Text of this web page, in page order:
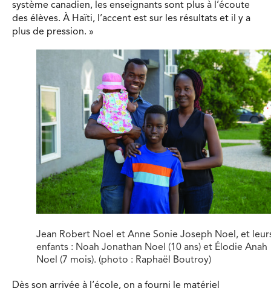
système canadien, les enseignants sont plus à l’écoute
des élèves. À Haïti, l’accent est sur les résultats et il y a
plus de pression. »
Jean Robert Noel et Anne Sonie Joseph Noel, et
enfants : Noah Jonathan Noel (10 ans) et Élodie Anah
Noel (7 mois). (photo : Raphaël Boutroy)
Dès son arrivée à l’école, on a fourni le matériel